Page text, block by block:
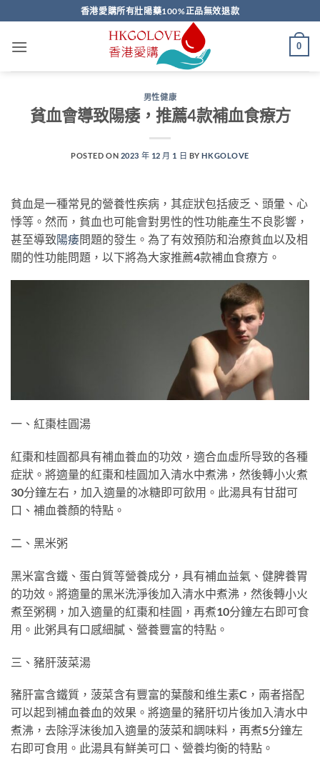
to
content
香港愛購所有壯陽藥100%正品無效退款
0
男性健康
貧血會導致陽痿，推薦4款補血食療方
POSTED ON 2023 年 12 月 1 日 BYHKGOLOVE
貧血是一種常見的營養性疾病，其症狀包括疲乏、頭暈、心
悸等。然而，貧血也可能會對男性的性功能產生不良影響，
甚至導致陽痿問題的發生。為了有效預防和治療貧血以及相
關的性功能問題，以下將為大家推薦4款補血食療方。
一、紅棗桂圓湯
紅棗和桂圓都具有補血養血的功效，適合血虛所导致的各種
症狀。將適量的紅棗和桂圓加入清水中煮沸，然後轉小火煮
30分鐘左右，加入適量的冰糖即可飲用。此湯具有甘甜可
口、補血養顏的特點。
二、黑米粥
黑米富含鐵、蛋白質等營養成分，具有補血益氣、健脾養胃
的功效。將適量的黑米洗淨後加入清水中煮沸，然後轉小火
煮至粥稠，加入適量的紅棗和桂圓，再煮10分鐘左右即可食
用。此粥具有口感細膩、營養豐富的特點。
三、豬肝菠菜湯
豬肝富含鐵質，菠菜含有豐富的葉酸和维生素C，兩者搭配
可以起到補血養血的效果。將適量的豬肝切片後加入清水中
煮沸，去除浮沫後加入適量的菠菜和調味料，再煮5分鐘左
右即可食用。此湯具有鮮美可口、營養均衡的特點。